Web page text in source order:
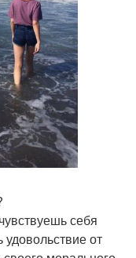
себя
от